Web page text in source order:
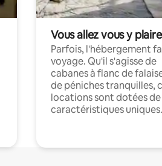
Vous allez vous y plaire
Parfois, l'hébergement
voyage. Qu'il s'agisse de
cabanes à flanc de
de péniches tranquilles,
locations sont dotées de
caractéristiques uniques.